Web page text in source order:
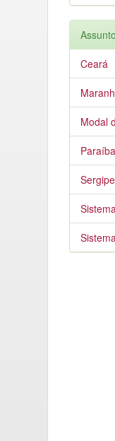
Assunto
Ceará
Modal
Paraíba
Sergipe